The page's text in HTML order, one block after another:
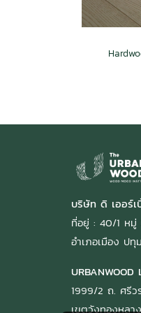
บริษัท ดิ เออร์
ที่อยู่ : 40/1 หมู่
อำเภอเมือง ปทุ
URBANWOOD
1999/2 ถ. ศรี
เขตวังทองหลา